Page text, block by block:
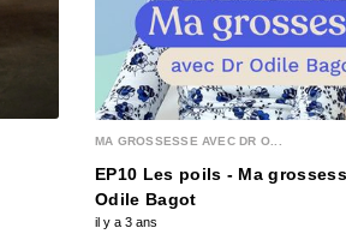
00:04:38
MA GROSSESSE AVEC DR O...
EP10 Les poils - Ma
Odile Bagot
il y a 3 ans